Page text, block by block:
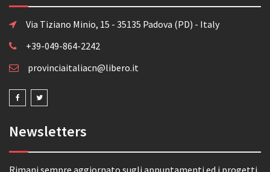
Via Tiziano Minio, 15 - 35135 Padova (PD) - Italy
+39-049-864-2242
provinciaitaliacn@libero.it
Newsletters
Rimani sempre aggiornato sugli appuntamenti ed i progetti